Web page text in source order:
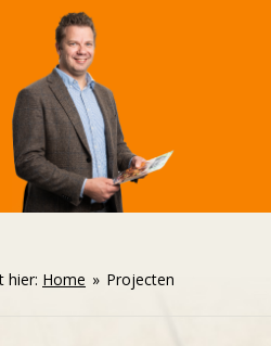
hier: Home » Projecten